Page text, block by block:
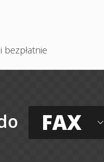
FAX